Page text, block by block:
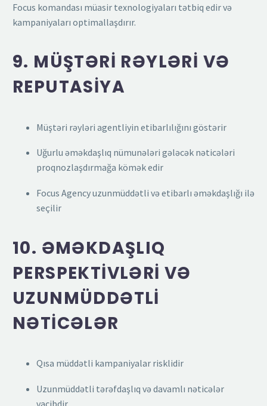
Focus komandası müasir texnologiyaları tətbiq edir və
kampaniyaları optimallaşdırır.
9. MÜŞTƏRI RƏYLƏRI VƏ
REPUTASIYA
Müştəri rəyləri agentliyin etibarlılığını göstərir
Uğurlu əməkdaşlıq nümunələri gələcək nəticələri
proqnozlaşdırmağa kömək edir
Focus Agency uzunmüddətli və etibarlı əməkdaşlığı ilə
seçilir
10. ƏMƏKDAŞLIQ
PERSPEKTIVLƏRI VƏ
UZUNMÜDDƏTLI
NƏTICƏLƏR
Qısa müddətli kampaniyalar risklidir
Uzunmüddətli tərəfdaşlıq və davamlı nəticələr
vacibdir